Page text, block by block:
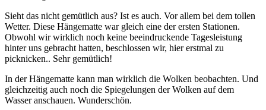
Sieht das nicht gemütlich aus? Ist es auch. Vor allem bei dem tollen
Wetter. Diese Hängematte war gleich eine der ersten Stationen.
Obwohl wir wirklich noch keine beeindruckende Tagesleistung
hinter uns gebracht hatten, beschlossen wir, hier erstmal zu
picknicken.. Sehr gemütlich!
In der Hängematte kann man wirklich die Wolken beobachten. Und
gleichzeitig auch noch die Spiegelungen der Wolken auf dem
Wasser anschauen. Wunderschön.